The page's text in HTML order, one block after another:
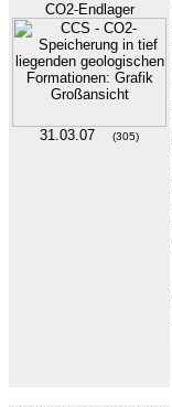
CO2-Endlager
31.03.07 (305)